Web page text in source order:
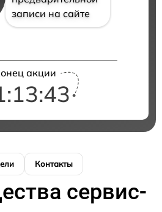
записи на сайте
акции
Контакты
сервис-